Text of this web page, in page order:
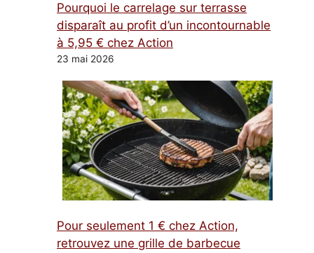
Pourquoi le carrelage sur terrasse
disparaît au profit d’un incontournable
à 5,95 € chez Action
23 mai 2026
Pour seulement 1 € chez Action,
retrouvez une grille de barbecue